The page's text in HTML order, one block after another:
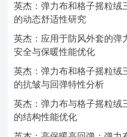
英杰：弹力布和格子摇粒绒
的动态舒适性研究
英杰：应用于防风外套的弹
安全与保暖性能优化
英杰：弹力布和格子摇粒绒
的抗皱与回弹特性分析
英杰：弹力布与格子摇粒绒
的结构性能优化